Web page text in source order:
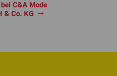
C&A Mode
& Co. KG